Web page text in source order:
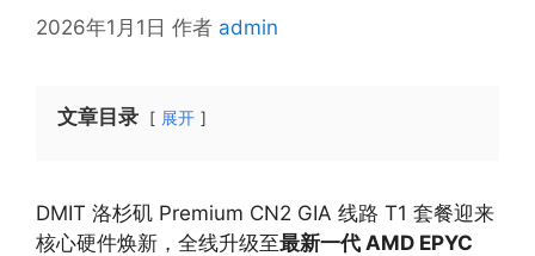
2026年1月1日 作者 admin
文章目录 展开
DMIT 洛杉矶 Premium CN2 GIA 线路 T1 套餐迎来
核心硬件焕新，全线升级至最新一代 AMD EPYC